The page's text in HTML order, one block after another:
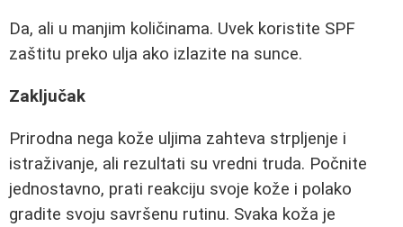
Da, ali u manjim količinama. Uvek koristite SPF
zaštitu preko ulja ako izlazite na sunce.
Zaključak
Prirodna nega kože uljima zahteva strpljenje i
istraživanje, ali rezultati su vredni truda. Počnite
jednostavno, prati reakciju svoje kože i polako
gradite svoju savršenu rutinu. Svaka koža je